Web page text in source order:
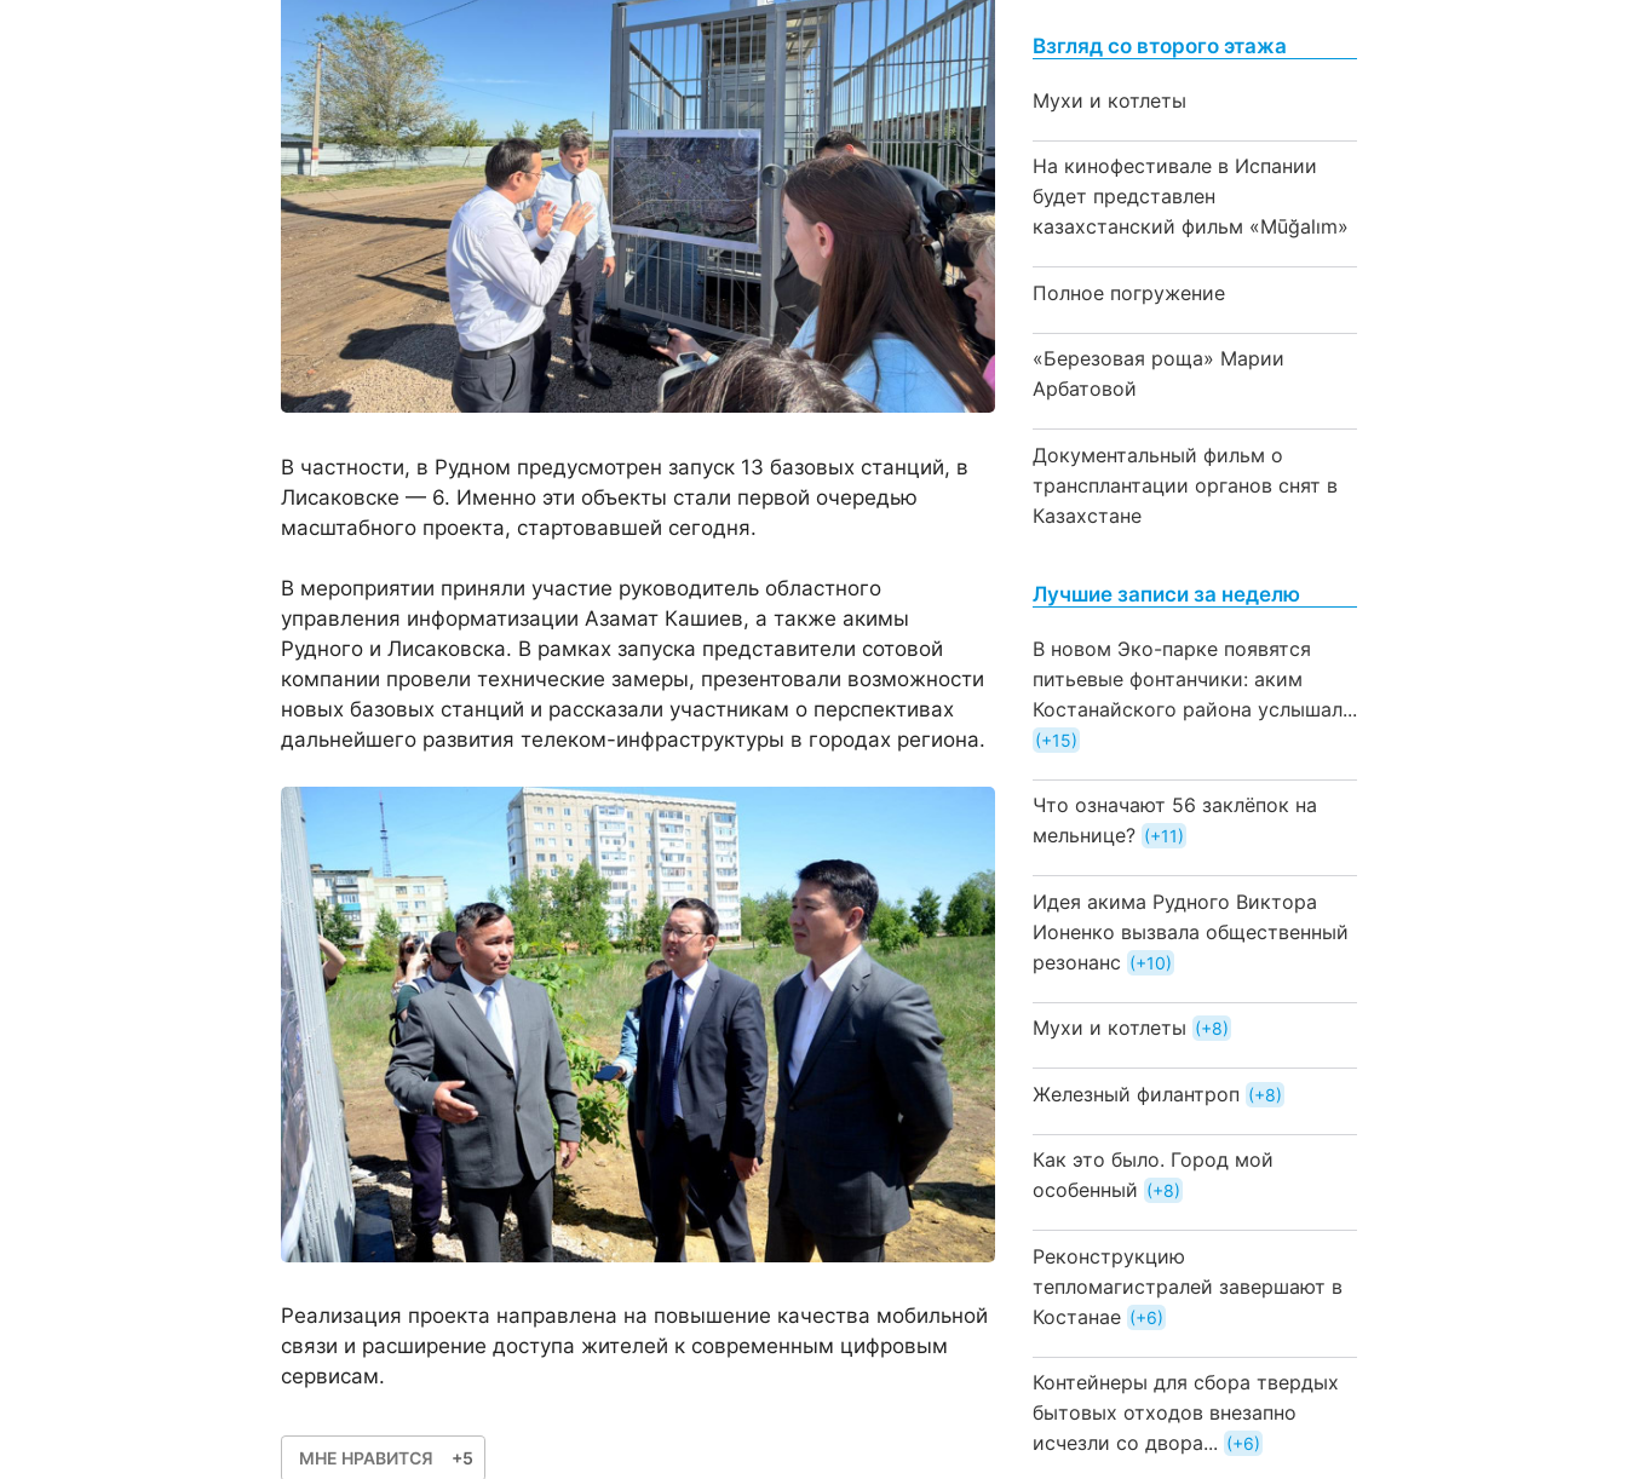
В частности, в Рудном предусмотрен запуск 13 базовых станций, в
Лисаковске — 6. Именно эти объекты стали первой очередью
масштабного проекта, стартовавшей сегодня.
В мероприятии приняли участие руководитель областного
управления информатизации Азамат Кашиев, а также акимы
Рудного и Лисаковска. В рамках запуска представители сотовой
компании провели технические замеры, презентовали возможности
новых базовых станций и рассказали участникам о перспективах
дальнейшего развития телеком-инфраструктуры в городах региона.
Реализация проекта направлена на повышение качества мобильной
связи и расширение доступа жителей к современным цифровым
сервисам.
МНЕ НРАВИТСЯ +5
Взгляд со второго этажа
Мухи и котлеты
На кинофестивале в Испании
будет представлен
казахстанский фильм «Mūğalım»
Полное погружение
«Березовая роща» Марии
Арбатовой
Документальный фильм о
трансплантации органов снят в
Казахстане
Лучшие записи за неделю
В новом Эко-парке появятся
питьевые фонтанчики: аким
Костанайского района услышал...
+15
Что означают 56 заклёпок на
мельнице?
+11
Идея акима Рудного Виктора
Ионенко вызвала общественный
резонанс
+10
Мухи и котлеты +8
Железный филантроп +8
Как это было. Город мой
особенный
+8
Реконструкцию
тепломагистралей завершают в
Костанае
+6
Контейнеры для сбора твердых
бытовых отходов внезапно
исчезли со двора...
+6